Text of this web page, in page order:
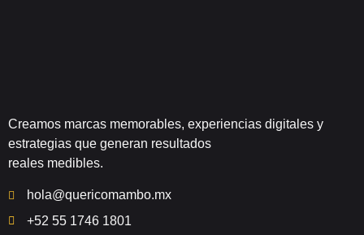
Creamos marcas memorables, experiencias digitales y
estrategias que generan resultados
reales medibles.
hola@quericomambo.mx
+52 55 1746 1801